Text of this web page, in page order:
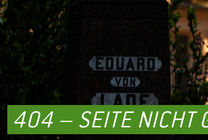
404 – SEITE NICHT